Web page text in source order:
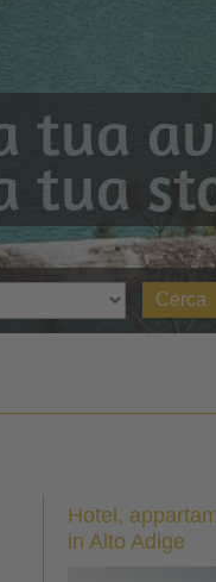
tua
tua
Cerca
Hotel,
in Alto Adige